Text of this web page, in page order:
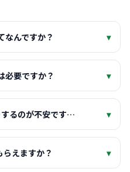
なんですか？ ▾
必要ですか？ ▾
るのが不安です… ▾
えますか？ ▾